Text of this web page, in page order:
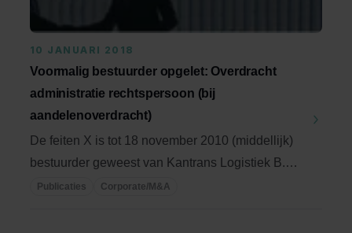
10 JANUARI 2018
Voormalig bestuurder opgelet: Overdracht
administratie rechtspersoon (bij
aandelenoverdracht)
De feiten X is tot 18 november 2010 (middellijk)
bestuurder geweest van Kantrans Logistiek B.V.
...Publicaties Corporate/M&A